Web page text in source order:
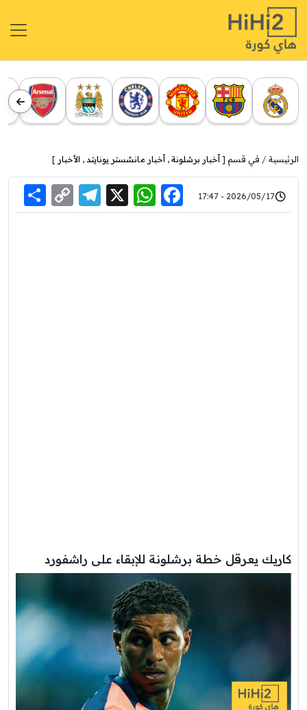
الرئيسية في قسم [ أخبار برشلونة , أخبار مانشستر يونايتد , الأخبار ]
2026/05/17 - 17:47
Facebook
WhatsApp
X
Link
كاريك يعرقل خطة برشلونة للإبقاء على راشفورد